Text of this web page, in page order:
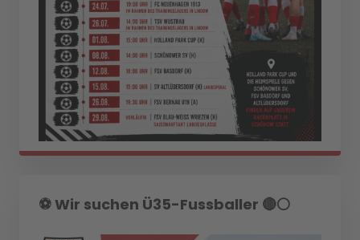
⚽️ Wir suchen Ü35-Fussballer 🔴⚪️